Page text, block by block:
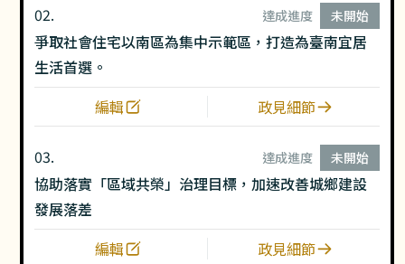
02. 達成進度 未開始
爭取社會住宅以南區為集中示範區，打造為臺南宜居
生活首選。
編輯
政見細節
03. 達成進度 未開始
協助落實「區域共榮」治理目標，加速改善城鄉建設
發展落差
編輯
政見細節